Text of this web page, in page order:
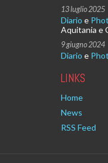
13 luglio 2025
Diario e
Aquitania e
9 giugno 2024
Diario e
LINKS
Home
News
RSS Feed